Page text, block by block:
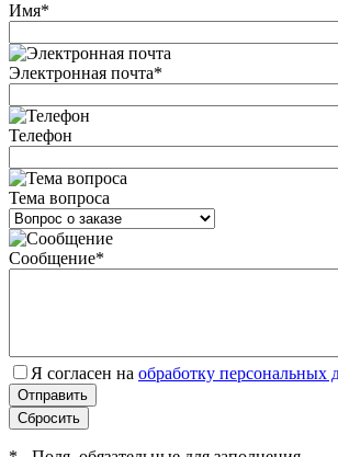
Имя*
Электронная почта*
Телефон
Тема вопроса
Сообщение*
Я согласен на обработку персональных